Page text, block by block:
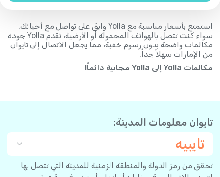
استمتع بأسعار مناسبة مع Yolla وابقَ على تواصل مع أحبائك.
سواء كنت تتصل بالهواتف المحمولة أو الأرضية، تقدم Yolla جودة
مكالمات واضحة بدون رسوم خفية، مما يجعل الاتصال إلى تايوان
من الإمارات سهلاً جداً.
مكالمات Yolla إلى Yolla مجانية دائماً!
تايوان معلومات المدينة:
تايبيه
تحقق من رمز الدولة والمنطقة الزمنية للمدينة التي تتصل بها